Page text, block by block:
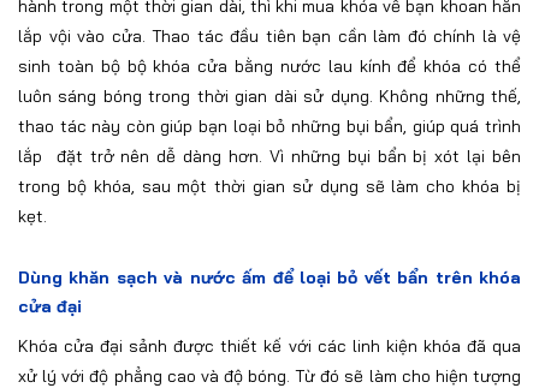
hành trong một thời gian dài, thì khi mua khóa về bạn khoan hẳn
lắp vội vào cửa. Thao tác đầu tiên bạn cần làm đó chính là vệ
sinh toàn bộ bộ khóa cửa bằng nước lau kính để khóa có thể
luôn sáng bóng trong thời gian dài sử dụng. Không những thế,
thao tác này còn giúp bạn loại bỏ những bụi bẩn, giúp quá trình
lắp đặt trở nên dễ dàng hơn. Vì những bụi bẩn bị xót lại bên
trong bộ khóa, sau một thời gian sử dụng sẽ làm cho khóa bị
kẹt.
Dùng khăn sạch và nước ấm để loại bỏ vết bẩn trên khóa
cửa đại
Khóa cửa đại sảnh được thiết kế với các linh kiện khóa đã qua
xử lý với độ phẳng cao và độ bóng. Từ đó sẽ làm cho hiện tượng